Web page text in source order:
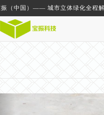
振（中国）—— 城市立体绿化全程